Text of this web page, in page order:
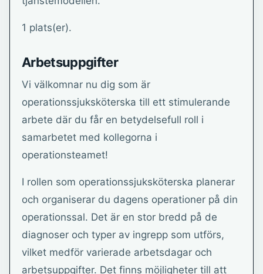
1 plats(er).
Arbetsuppgifter
Vi välkomnar nu dig som är
operationssjuksköterska till ett stimulerande
arbete där du får en betydelsefull roll i
samarbetet med kollegorna i
operationsteamet!
I rollen som operationssjuksköterska planerar
och organiserar du dagens operationer på din
operationssal. Det är en stor bredd på de
diagnoser och typer av ingrepp som utförs,
vilket medför varierade arbetsdagar och
arbetsuppgifter. Det finns möjligheter till att